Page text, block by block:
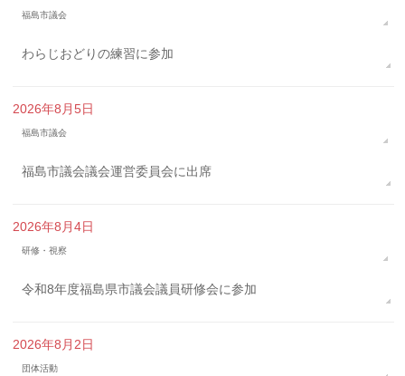
福島市議会
わらじおどりの練習に参加
2026年8月5日
福島市議会
福島市議会議会運営委員会に出席
2026年8月4日
研修・視察
令和8年度福島県市議会議員研修会に参加
2026年8月2日
団体活動